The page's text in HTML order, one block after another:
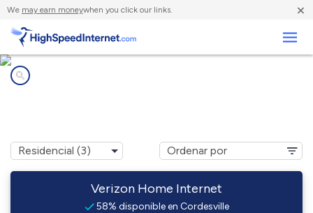
We may earn moneywhen you click our links. ×
Verizon Home Internet
58% disponible en Cordesville